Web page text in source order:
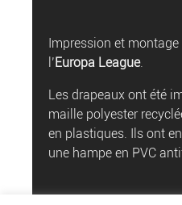
Impression et
l’Europa League.
Les drapeaux ont été
maille polyester
en plastiques. Ils ont
une hampe en PVC